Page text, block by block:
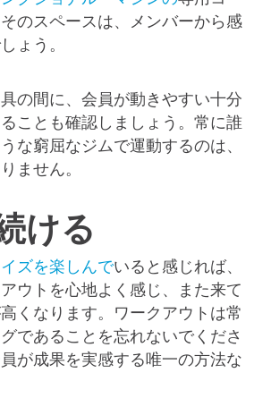
のスペースは、メンバーから感
ょう。
の間に、会員が動きやすい十分
ことも確認しましょう。常に誰
な窮屈なジムで運動するのは、
ません。
ける
ズを楽しんでいると感じれば、
ウトを心地よく感じ、また来て
くなります。ワークアウトは常
であることを忘れないでくださ
が成果を実感する唯一の方法な